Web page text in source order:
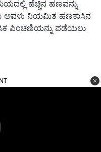
ಹೆಚ್ಚಿನ ಹಣವನ್ನು
ಅವಳು ನಿಯಮಿತ ಹಣಕಾಸಿನ
ಪಿಂಚಣಿಯನ್ನು ಪಡೆಯಲು